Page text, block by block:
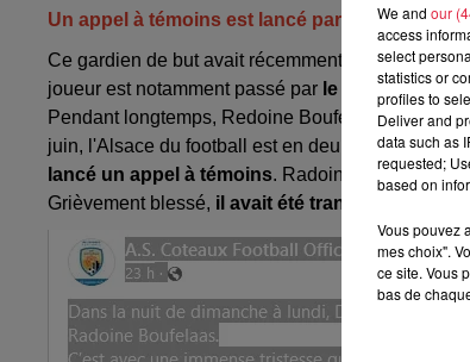
Un appel à témoins est lancé par la police
Ce gardien de but avait récemment rejoint l'AS
joueur est notamment passé par le FC Mulhouse
Pendant longtemps, Redoine Boufelaasfût
juin, l'Alsace du football est en deuil y compris à
lancé un appel à témoins. Radoine Boufelaas
Grièvement blessé, il avait été transporté en
We and our
access
select
statistics or
profiles to
Deliver and
data such as
requested;
based on
Vous pouvez
mes choix".
ce site. Vous
bas de